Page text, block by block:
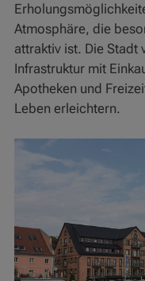
Atmosphäre, die
attraktiv ist. Die Stadt
Infrastruktur mit
Apotheken und
Leben erleichtern.